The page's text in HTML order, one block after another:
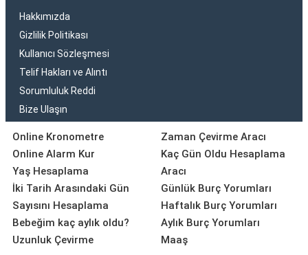
Hakkımızda
Gizlilik Politikası
Kullanıcı Sözleşmesi
Telif Hakları ve Alıntı
Sorumluluk Reddi
Bize Ulaşın
Online Kronometre
Online Alarm Kur
Yaş Hesaplama
İki Tarih Arasındaki Gün
Sayısını Hesaplama
Bebeğim kaç aylık oldu?
Uzunluk Çevirme
Zaman Çevirme Aracı
Kaç Gün Oldu Hesaplama
Aracı
Günlük Burç Yorumları
Haftalık Burç Yorumları
Aylık Burç Yorumları
Maaş